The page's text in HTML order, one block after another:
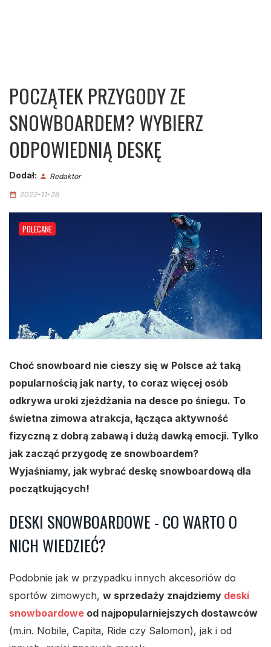
POCZĄTEK PRZYGODY ZE
SNOWBOARDEM? WYBIERZ
ODPOWIEDNIĄ DESKĘ
Dodał: person Redaktor
date_range 2022-11-26
POLECANE
Choć snowboard nie cieszy się w Polsce aż taką
popularnością jak narty, to coraz więcej osób
odkrywa uroki zjeżdżania na desce po śniegu. To
świetna zimowa atrakcja, łącząca aktywność
fizyczną z dobrą zabawą i dużą dawką emocji. Tylko
jak zacząć przygodę ze snowboardem?
Wyjaśniamy, jak wybrać deskę snowboardową dla
początkujących!
DESKI SNOWBOARDOWE - CO WARTO O
NICH WIEDZIEĆ?
Podobnie jak w przypadku innych akcesoriów do
sportów zimowych, w sprzedaży znajdziemy deski
snowboardowe od najpopularniejszych dostawców
(m.in. Nobile, Capita, Ride czy Salomon), jak i od